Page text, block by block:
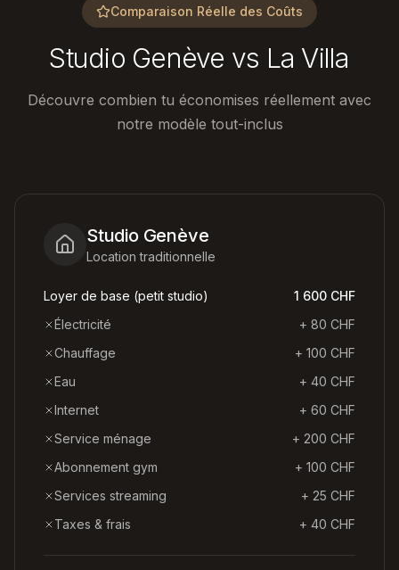
Comparaison Réelle des Coûts
Studio Genève vs La Villa
Découvre combien tu économises réellement avec
notre modèle tout-inclus
Studio Genève
Location traditionnelle
Loyer de base (petit studio)
1 600 CHF
Électricité
+ 80 CHF
Chauffage
+ 100 CHF
Eau
+ 40 CHF
Internet
+ 60 CHF
Service ménage
+ 200 CHF
Abonnement gym
+ 100 CHF
Services streaming
+ 25 CHF
Taxes & frais
+ 40 CHF